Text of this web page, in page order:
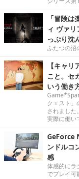
「冒険
ィ ヴァ
っぷり沈
ふたつの沼
【キャ
こと。セ
いう働き
クエスト」
されました
実際に働い
GeForce
ンドルコ
感
体感的にラ
でプレイ可